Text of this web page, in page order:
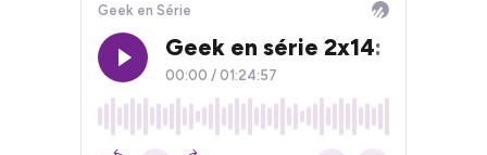
Geek en Série
Geek en série 2x14: Star
00:00 / 01:24:57